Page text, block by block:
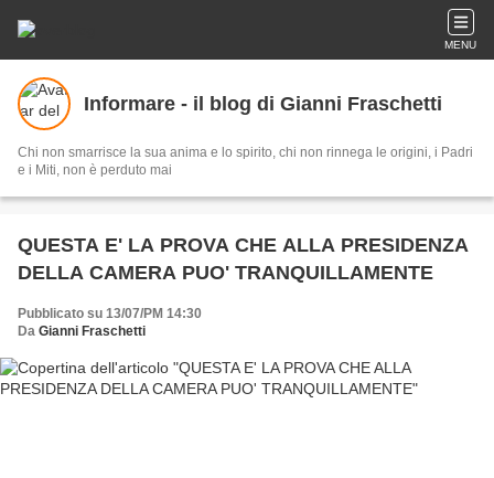
MENU
Informare - il blog di Gianni Fraschetti
Chi non smarrisce la sua anima e lo spirito, chi non rinnega le origini, i Padri
e i Miti, non è perduto mai
QUESTA E' LA PROVA CHE ALLA PRESIDENZA
DELLA CAMERA PUO' TRANQUILLAMENTE
Pubblicato su 13/07/PM 14:30
Da Gianni Fraschetti